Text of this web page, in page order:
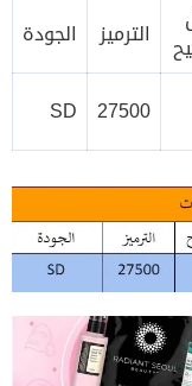
الترميز
الجودة
27500
SD